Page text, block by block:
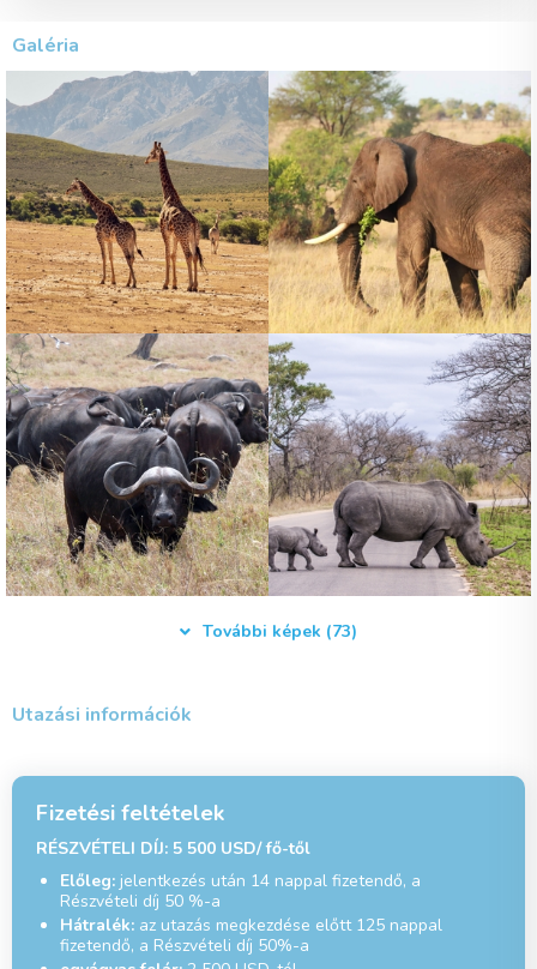
Galéria
További képek (73)
Utazási információk
Fizetési feltételek
RÉSZVÉTELI DÍJ: 5 500 USD/ fő-től
Előleg: jelentkezés után 14 nappal fizetendő, a
Részvételi díj 50 %-a
Hátralék: az utazás megkezdése előtt 125 nappal
fizetendő, a Részvételi díj 50%-a